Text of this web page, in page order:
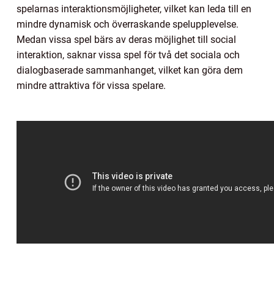
spelarnas interaktionsmöjligheter, vilket kan leda till en
mindre dynamisk och överraskande spelupplevelse.
Medan vissa spel bärs av deras möjlighet till social
interaktion, saknar vissa spel för två det sociala och
dialogbaserade sammanhanget, vilket kan göra dem
mindre attraktiva för vissa spelare.